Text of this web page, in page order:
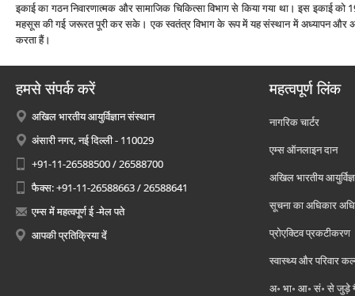
इकाई का गठन निवारणात्‍मक और सामाजिक चिकित्‍सा विभाग से किया गया था। इस इकाई
महसूस की गई जरूरत पूरी कर सके। एक स्‍वतंत्र विभाग के रूप में यह संस्‍थान में अध्‍यापन और
करता हैं।
हमसे संपर्क करें
अखिल भारतीय आयुर्विज्ञान संस्थान
अंसारी नगर, नई दिल्ली - 110029
+91-11-26588500 / 26588700
फैक्स: +91-11-26588663 / 26588641
एम्स में महत्वपूर्ण ई -मेल पते
आपकी प्रतिक्रिया दें
महत्वपूर्ण लिंक
नागरिक चार्टर
एम्स ऑनलाइन दान
अखिल भारतीय
सूचना का अधिकार
प्रोएक्टिव प्रकटीकरण
स्वास्थ्य और परिवार
अ॰ भा॰ आ॰ सं॰ से जुड़े